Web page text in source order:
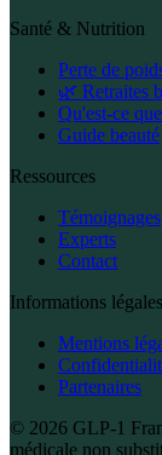
Santé & Nutrition
Perte de
🌿 Retraites
Qu'est-ce
Guide beauté
Ressources
Témoignages
Experts
Contact
Informations légales
Mentions
Partenaires
© 2026 GLP-1
médicale non